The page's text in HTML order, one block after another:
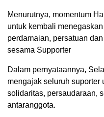
Menurutnya, momentum
untuk kembali
perdamaian, persatuan
sesama Supporter
Dalam pernyataannya,
mengajak seluruh suporter
solidaritas, persaudaraan,
antaranggota.